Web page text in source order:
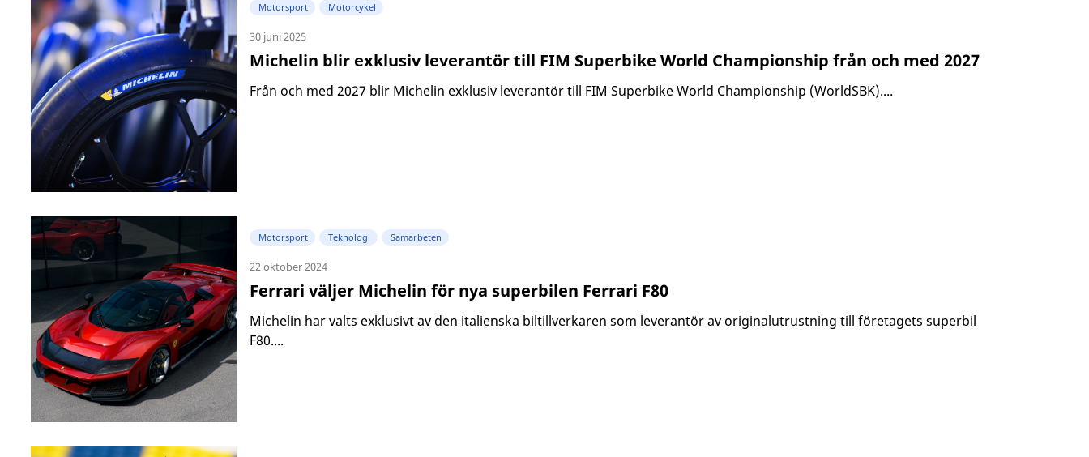
Motorsport Motorcykel
30 juni 2025
Michelin blir exklusiv leverantör till FIM Superbike World Championship från och med 2027
Från och med 2027 blir Michelin exklusiv leverantör till FIM Superbike World Championship (WorldSBK)....
Motorsport Teknologi Samarbeten
22 oktober 2024
Ferrari väljer Michelin för nya superbilen Ferrari F80
Michelin har valts exklusivt av den italienska biltillverkaren som leverantör av originalutrustning till företagets superbil
F80....